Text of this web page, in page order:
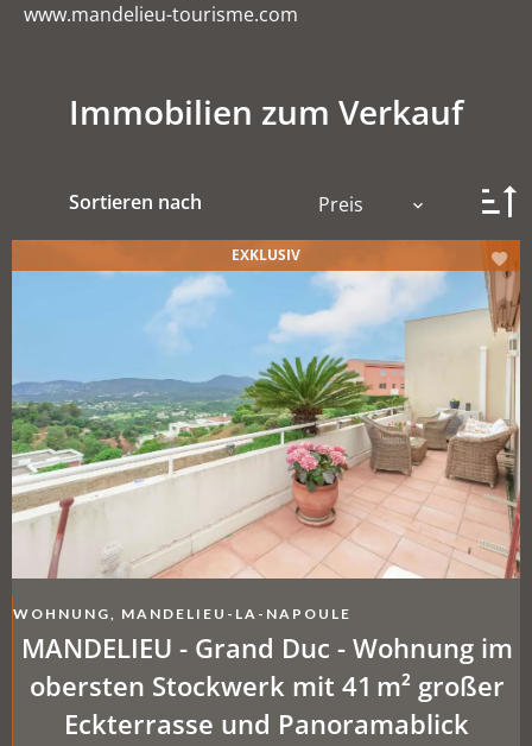
www.mandelieu-tourisme.com
Immobilien zum Verkauf
Sortieren nach Preis
WOHNUNG, MANDELIEU-LA-NAPOULE
MANDELIEU - Grand Duc - Wohnung im
obersten Stockwerk mit 41 m² großer
Eckterrasse und Panoramablick
EXKLUSIV